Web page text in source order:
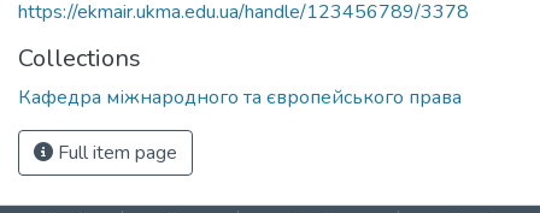
https://ekmair.ukma.edu.ua/handle/123456789/3378
Collections
Кафедра міжнародного та європейського права
Full item page